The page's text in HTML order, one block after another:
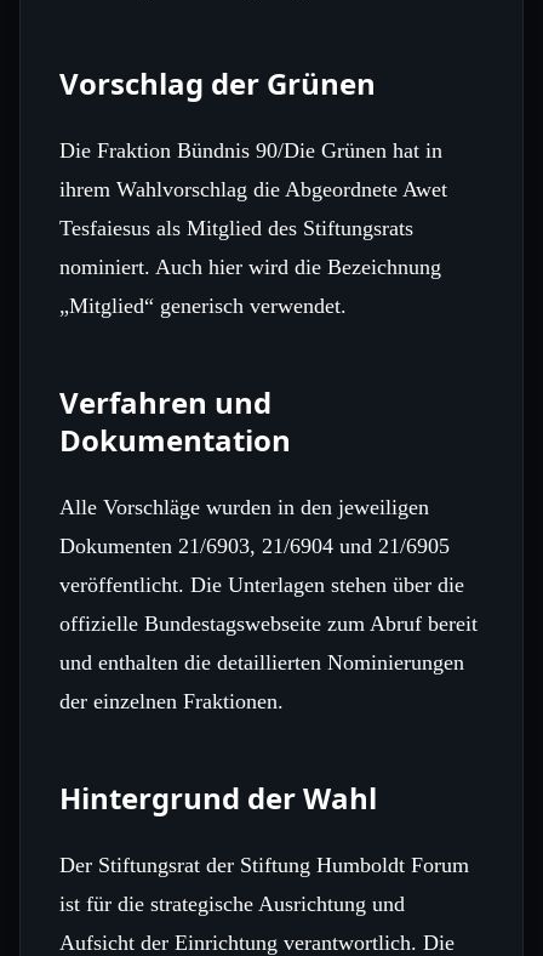
Vorschlag der Grünen
Die Fraktion Bündnis 90/Die Grünen hat in
ihrem Wahlvorschlag die Abgeordnete Awet
Tesfaiesus als Mitglied des Stiftungsrats
nominiert. Auch hier wird die Bezeichnung
„Mitglied“ generisch verwendet.
Verfahren und
Dokumentation
Alle Vorschläge wurden in den jeweiligen
Dokumenten 21/6903, 21/6904 und 21/6905
veröffentlicht. Die Unterlagen stehen über die
offizielle Bundestagswebseite zum Abruf bereit
und enthalten die detaillierten Nominierungen
der einzelnen Fraktionen.
Hintergrund der Wahl
Der Stiftungsrat der Stiftung Humboldt Forum
ist für die strategische Ausrichtung und
Aufsicht der Einrichtung verantwortlich. Die